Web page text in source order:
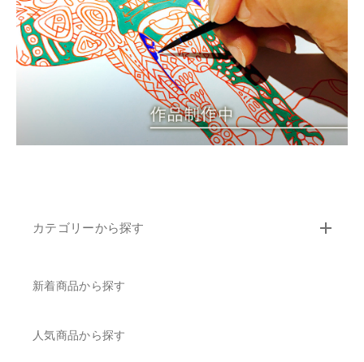
カテゴリーから探す
新着商品から探す
人気商品から探す